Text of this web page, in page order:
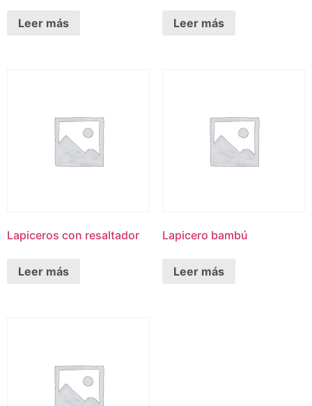
Leer más Leer más
Lapiceros con resaltador
Leer más
Lapicero bambú
Leer más